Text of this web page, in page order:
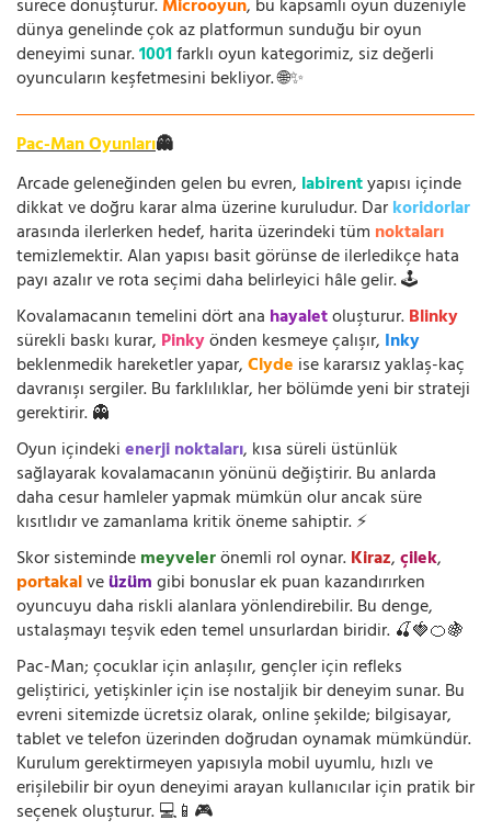
sürece dönüştürür.Microoyun, bu kapsamlı oyun düzeniyle
dünya genelinde çok az platformun sunduğu bir oyun
deneyimi sunar.1001farklı oyun kategorimiz, siz değerli
oyuncuların keşfetmesini bekliyor. 🌐✨
Pac-Man Oyunları👻
Arcade geleneğinden gelen bu evren, labirentyapısı içinde
dikkat ve doğru karar alma üzerine kuruludur. Darkoridorlar
arasında ilerlerken hedef, harita üzerindeki tüm noktaları
temizlemektir. Alan yapısı basit görünse de ilerledikçe hata
payı azalır ve rota seçimi daha belirleyici hâle gelir. 🕹️
Kovalamacanın temelini dört ana hayaletoluşturur.Blinky
sürekli baskı kurar, Pinkyönden kesmeye çalışır, Inky
beklenmedik hareketler yapar,Clyde ise kararsız yaklaş-kaç
davranışı sergiler. Bu farklılıklar, her bölümde yeni bir strateji
gerektirir. 👻
Oyun içindekienerji noktaları, kısa süreli üstünlük
sağlayarak kovalamacanın yönünü değiştirir. Bu anlarda
daha cesur hamleler yapmak mümkün olur ancak süre
kısıtlıdır ve zamanlama kritik öneme sahiptir. ⚡
Skor sistemindemeyvelerönemli rol oynar.Kiraz,çilek,
portakalveüzümgibi bonuslar ek puan kazandırırken
oyuncuyu daha riskli alanlara yönlendirebilir. Bu denge,
ustalaşmayı teşvik eden temel unsurlardan biridir. 🍒🍓🍊🍇
Pac-Man; çocuklar için anlaşılır, gençler için refleks
geliştirici, yetişkinler için ise nostaljik bir deneyim sunar. Bu
evreni sitemizde ücretsiz olarak, online şekilde; bilgisayar,
tablet ve telefon üzerinden doğrudan oynamak mümkündür.
Kurulum gerektirmeyen yapısıyla mobil uyumlu, hızlı ve
erişilebilir bir oyun deneyimi arayan kullanıcılar için pratik bir
seçenek oluşturur. 💻📱🎮